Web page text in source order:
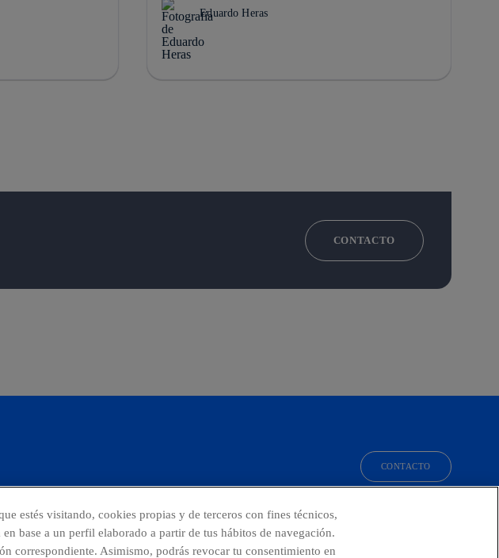
Eduardo Heras
CONTACTO
youtube
CONTACTO
estés visitando, cookies propias y de terceros con fines técnicos,
base a un perfil elaborado a partir de tus hábitos de navegación.
correspondiente. Asimismo, podrás revocar tu consentimiento en